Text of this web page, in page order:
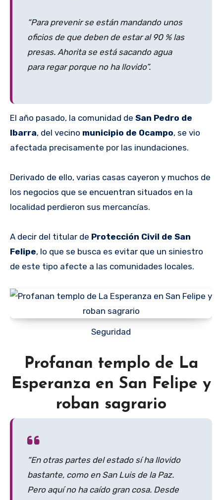
“Para prevenir se están mandando unos
oficios de que deben de estar al 90 % las
presas. Ahorita se está sacando agua
para regar porque no ha llovido”.
El año pasado, la comunidad de San Pedro de
Ibarra, del vecino municipio de Ocampo, se vio
afectada precisamente por las inundaciones.
Derivado de ello, varias casas cayeron y muchos de
los negocios que se encuentran situados en la
localidad perdieron sus mercancías.
A decir del titular de Protección Civil de San
Felipe, lo que se busca es evitar que un siniestro
de este tipo afecte a las comunidades locales.
Seguridad
Profanan templo de La
Esperanza en San Felipe y
roban sagrario
“En otras partes del estado sí ha llovido
bastante, como en San Luis de la Paz.
Pero aquí no ha caído gran cosa. Desde